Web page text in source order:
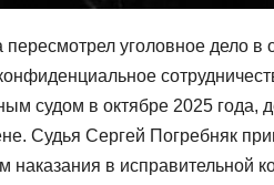
уголовное дело
судом в октябре 2025 года,
Судья Сергей Погребняк
наказания в исправительной